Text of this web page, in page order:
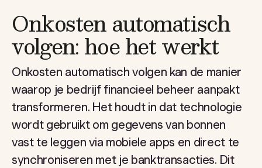
Onkosten automatisch
volgen: hoe het werkt
Onkosten automatisch volgen kan de manier
waarop je bedrijf financieel beheer aanpakt
transformeren. Het houdt in dat technologie
wordt gebruikt om gegevens van bonnen
vast te leggen via mobiele apps en direct te
synchroniseren met je banktransacties. Dit